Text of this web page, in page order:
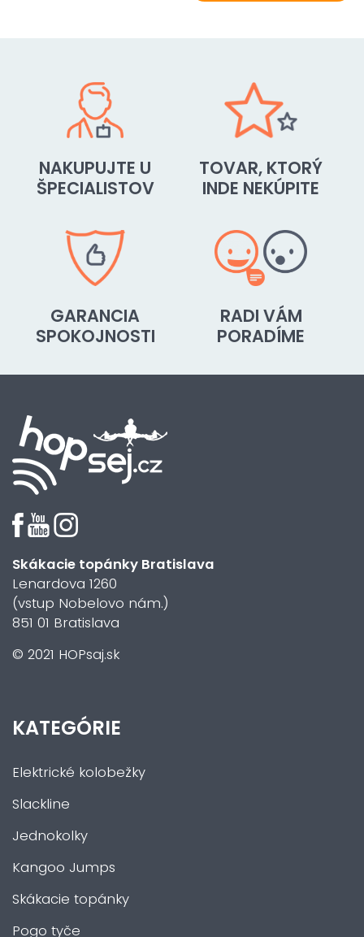
NAKUPUJTE U
ŠPECIALISTOV
TOVAR, KTORÝ
INDE NEKÚPITE
GARANCIA
SPOKOJNOSTI
RADI VÁM
PORADÍME
Skákacie topánky Bratislava
Lenardova 1260
(vstup Nobelovo nám.)
851 01 Bratislava
© 2021 HOPsaj.sk
KATEGÓRIE
Elektrické kolobežky
Slackline
Jednokolky
Kangoo Jumps
Skákacie topánky
Pogo tyče